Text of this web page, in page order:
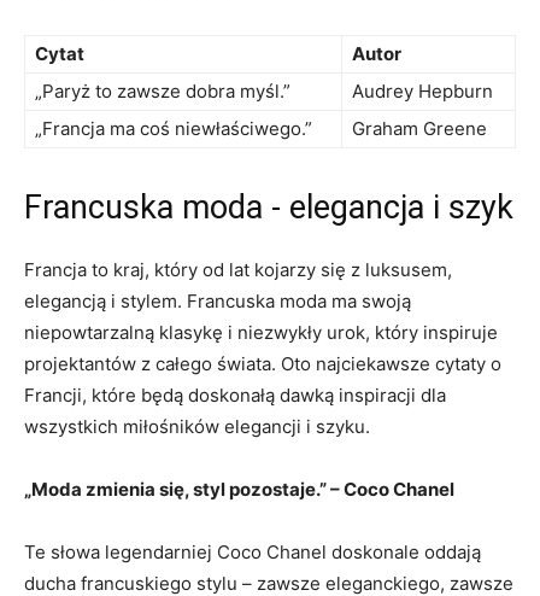
Cytat
Autor
„Paryż to zawsze dobra myśl.”
Audrey Hepburn
„Francja ma coś niewłaściwego.”
Graham Greene
Francuska moda ‍- elegancja i⁣ szyk
Francja ‍to kraj, który od lat kojarzy⁣ się z luksusem,
elegancją i stylem. Francuska moda ma swoją⁢
niepowtarzalną klasykę i niezwykły urok, który inspiruje
projektantów z całego świata. Oto najciekawsze cytaty o
Francji, które będą doskonałą dawką ⁢inspiracji dla
wszystkich miłośników elegancji i szyku.
„Moda ‌zmienia się, styl pozostaje.”⁤ – Coco ⁤Chanel
Te słowa legendarniej Coco Chanel doskonale oddają
ducha francuskiego stylu – zawsze eleganckiego, zawsze